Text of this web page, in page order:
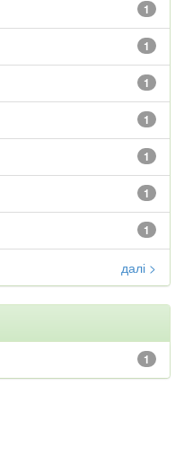
1
1
1
1
1
1
1
далі >
1